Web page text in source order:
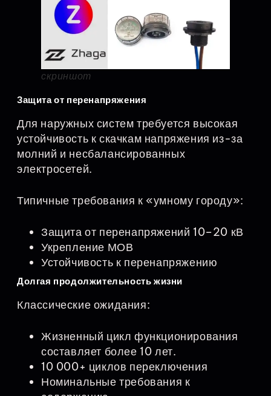
скриншот
Защита от перенапряжения
Для наружных систем требуется высокая
устойчивость к скачкам напряжения из-за
молний и несбалансированных
электросетей.
Типичные требования к «умному городу»:
Защита от перенапряжений 10–20 кВ
Укрепление МОВ
Устойчивость к перенапряжению
Долгая продолжительность жизни
Классические ожидания:
Жизненный цикл функционирования
составляет более 10 лет.
10 000+ циклов переключения
Номинальные требования к